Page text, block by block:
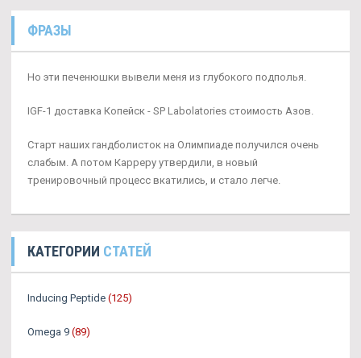
ФРАЗЫ
Но эти печенюшки вывели меня из глубокого подполья.
IGF-1 доставка Копейск - SP Labolatories стоимость Азов.
Старт наших гандболисток на Олимпиаде получился очень
слабым. А потом Карреру утвердили, в новый
тренировочный процесс вкатились, и стало легче.
КАТЕГОРИИ СТАТЕЙ
Inducing Peptide (125)
Omega 9 (89)